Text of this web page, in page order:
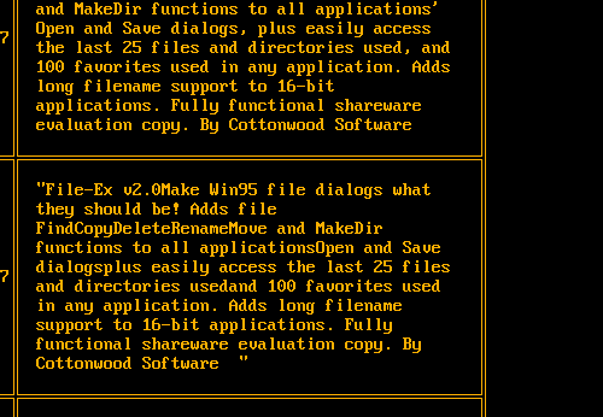
and MakeDir functions to all applications'
Open and Save dialogs, plus easily access
the last 25 files and directories used, and
100 favorites used in any application. Adds
long filename support to 16-bit
applications. Fully functional shareware
evaluation copy. By Cottonwood Software
"File-Ex v2.0Make Win95 file dialogs what
they should be! Adds file
FindCopyDeleteRenameMove and MakeDir
functions to all applicationsOpen and Save
dialogsplus easily access the last 25 files
and directories usedand 100 favorites used
in any application. Adds long filename
support to 16-bit applications. Fully
functional shareware evaluation copy. By
Cottonwood Software  "